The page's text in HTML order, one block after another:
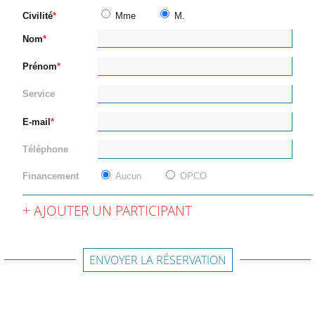
Civilité Mme M.
Nom
Prénom
Service
E-mail
Téléphone
Financement Aucun OPCO
AJOUTER UN PARTICIPANT
ENVOYER LA RÉSERVATION